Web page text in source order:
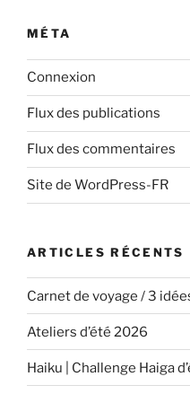
MÉTA
Connexion
Flux des publications
Flux des commentaires
Site de WordPress-FR
ARTICLES RÉCENTS
Carnet de voyage / 3
Ateliers d’été 2026
Haiku | Challenge Haiga